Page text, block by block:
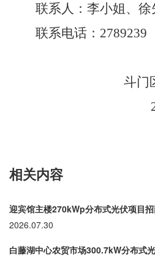
联系人：李小姐、徐
联系电话： 2789239
斗门
相关内容
迎宾馆主楼270kWp分布式光伏项目
2026.07.30
白藤湖中心农贸市场300.7kW分布式